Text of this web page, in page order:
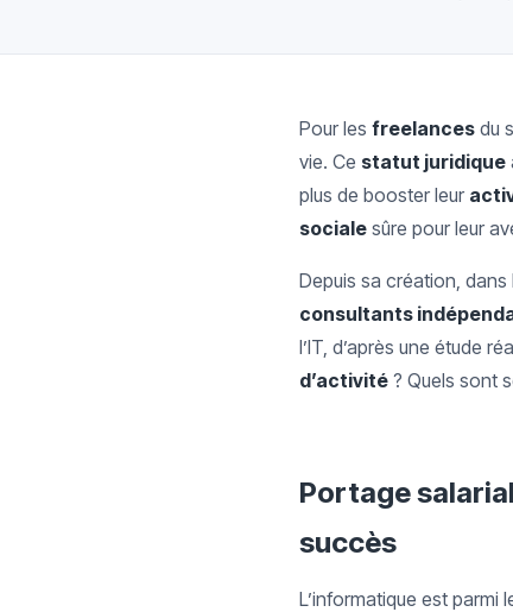
Pour les freelances du
vie. Ce statut juridique
plus de booster leur
sociale sûre pour leur
Depuis sa création,
consultants
l’IT, d’après une étude
d’activité ? Quels sont
Portage
succès
L’informatique est parmi